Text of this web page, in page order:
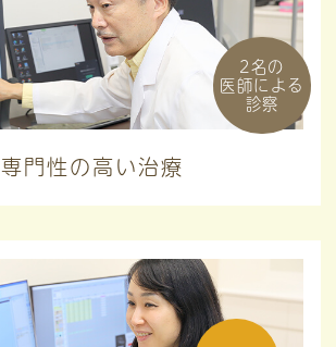
2名の
医師による
診察
専門性の高い治療